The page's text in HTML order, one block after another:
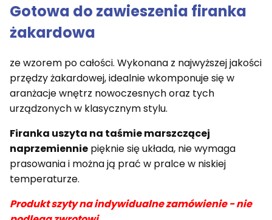
Gotowa do zawieszenia firanka
żakardowa
ze wzorem po całości. Wykonana z najwyższej jakości
przędzy żakardowej, idealnie wkomponuje się w
aranżacje wnętrz nowoczesnych oraz tych
urządzonych w klasycznym stylu.
Firanka uszyta na taśmie marszczącej
naprzemiennie pięknie się układa, nie wymaga
prasowania i można ją prać w pralce w niskiej
temperaturze.
Produkt szyty na indywidualne zamówienie - nie